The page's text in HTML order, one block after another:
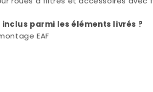
inclus parmi les éléments livrés ?
EAF